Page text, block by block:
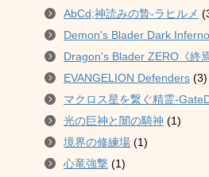
AbCd;神読みの贄-ラヒルメ
Demon's Blader Dark Inferno
Dragon's Blader ZERO《終焉
EVANGELION Defenders (3)
マクロス星を繋ぐ精霊-
光の巨神と闇の騎神 (1)
境界の修練場 (1)
心竜強撃 (1)